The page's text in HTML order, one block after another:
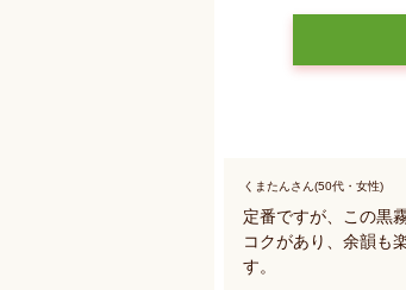
くまたんさん(50代・女性)
定番ですが、この黒
コクがあり、余韻も
す。